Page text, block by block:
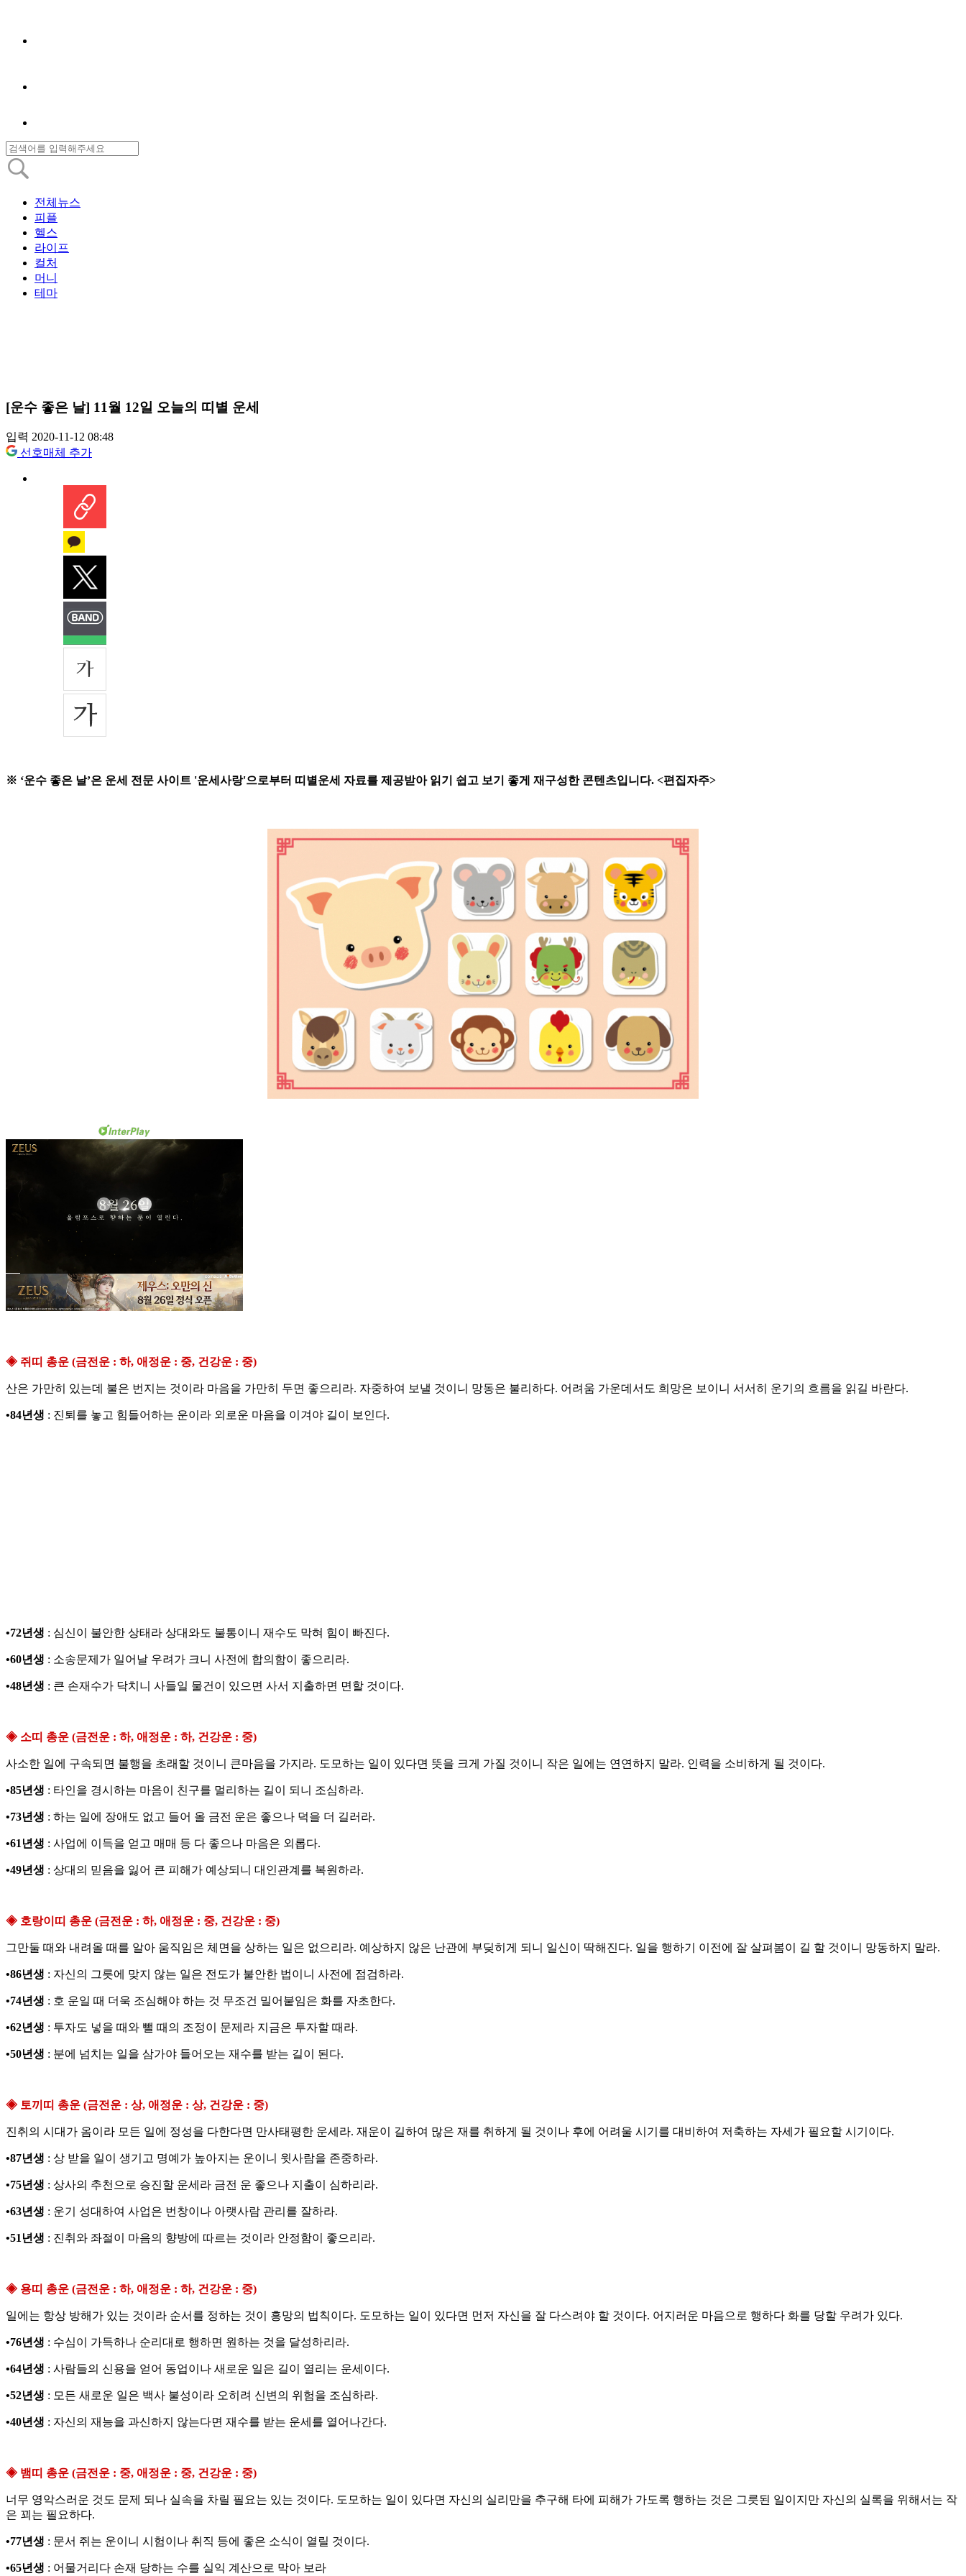
전체뉴스
피플
헬스
라이프
컬처
머니
테마
[운수 좋은 날] 11월 12일 오늘의 띠별 운세
입력 2020-11-12 08:48
선호매체 추가
※ ‘운수 좋은 날’은 운세 전문 사이트 '운세사랑'으로부터 띠별운세 자료를 제공받아 읽기 쉽고 보기 좋게 재구성한 콘텐츠입니다. <편집자주>
◈ 쥐띠 총운 (금전운 : 하, 애정운 : 중, 건강운 : 중)
산은 가만히 있는데 불은 번지는 것이라 마음을 가만히 두면 좋으리라. 자중하여 보낼 것이니 망동은 불리하다. 어려움 가운데서도 희망은 보이니 서서히 운기의 흐름을 읽길 바란다.
•84년생 : 진퇴를 놓고 힘들어하는 운이라 외로운 마음을 이겨야 길이 보인다.
•72년생 : 심신이 불안한 상태라 상대와도 불통이니 재수도 막혀 힘이 빠진다.
•60년생 : 소송문제가 일어날 우려가 크니 사전에 합의함이 좋으리라.
•48년생 : 큰 손재수가 닥치니 사들일 물건이 있으면 사서 지출하면 면할 것이다.
◈ 소띠 총운 (금전운 : 하, 애정운 : 하, 건강운 : 중)
사소한 일에 구속되면 불행을 초래할 것이니 큰마음을 가지라. 도모하는 일이 있다면 뜻을 크게 가질 것이니 작은 일에는 연연하지 말라. 인력을 소비하게 될 것이다.
•85년생 : 타인을 경시하는 마음이 친구를 멀리하는 길이 되니 조심하라.
•73년생 : 하는 일에 장애도 없고 들어 올 금전 운은 좋으나 덕을 더 길러라.
•61년생 : 사업에 이득을 얻고 매매 등 다 좋으나 마음은 외롭다.
•49년생 : 상대의 믿음을 잃어 큰 피해가 예상되니 대인관계를 복원하라.
◈ 호랑이띠 총운 (금전운 : 하, 애정운 : 중, 건강운 : 중)
그만둘 때와 내려올 때를 알아 움직임은 체면을 상하는 일은 없으리라. 예상하지 않은 난관에 부딪히게 되니 일신이 딱해진다. 일을 행하기 이전에 잘 살펴봄이 길 할 것이니 망동하지 말라.
•86년생 : 자신의 그릇에 맞지 않는 일은 전도가 불안한 법이니 사전에 점검하라.
•74년생 : 호 운일 때 더욱 조심해야 하는 것 무조건 밀어붙임은 화를 자초한다.
•62년생 : 투자도 넣을 때와 뺄 때의 조정이 문제라 지금은 투자할 때라.
•50년생 : 분에 넘치는 일을 삼가야 들어오는 재수를 받는 길이 된다.
◈ 토끼띠 총운 (금전운 : 상, 애정운 : 상, 건강운 : 중)
진취의 시대가 옴이라 모든 일에 정성을 다한다면 만사태평한 운세라. 재운이 길하여 많은 재를 취하게 될 것이나 후에 어려울 시기를 대비하여 저축하는 자세가 필요할 시기이다.
•87년생 : 상 받을 일이 생기고 명예가 높아지는 운이니 윗사람을 존중하라.
•75년생 : 상사의 추천으로 승진할 운세라 금전 운 좋으나 지출이 심하리라.
•63년생 : 운기 성대하여 사업은 번창이나 아랫사람 관리를 잘하라.
•51년생 : 진취와 좌절이 마음의 향방에 따르는 것이라 안정함이 좋으리라.
◈ 용띠 총운 (금전운 : 하, 애정운 : 하, 건강운 : 중)
일에는 항상 방해가 있는 것이라 순서를 정하는 것이 흥망의 법칙이다. 도모하는 일이 있다면 먼저 자신을 잘 다스려야 할 것이다. 어지러운 마음으로 행하다 화를 당할 우려가 있다.
•76년생 : 수심이 가득하나 순리대로 행하면 원하는 것을 달성하리라.
•64년생 : 사람들의 신용을 얻어 동업이나 새로운 일은 길이 열리는 운세이다.
•52년생 : 모든 새로운 일은 백사 불성이라 오히려 신변의 위험을 조심하라.
•40년생 : 자신의 재능을 과신하지 않는다면 재수를 받는 운세를 열어나간다.
◈ 뱀띠 총운 (금전운 : 중, 애정운 : 중, 건강운 : 중)
너무 영악스러운 것도 문제 되나 실속을 차릴 필요는 있는 것이다. 도모하는 일이 있다면 자신의 실리만을 추구해 타에 피해가 가도록 행하는 것은 그릇된 일이지만 자신의 실록을 위해서는 작
은 꾀는 필요하다.
•77년생 : 문서 쥐는 운이니 시험이나 취직 등에 좋은 소식이 열릴 것이다.
•65년생 : 어물거리다 손재 당하는 수를 실익 계산으로 막아 보라